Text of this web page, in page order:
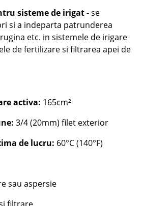
sisteme de irigat -se
si a indeparta patrunderea
etc. in sistemele de irigare
de fertilizare si filtrarea apei de
activa: 165cm²
3/4 (20mm) filet exterior
de lucru: 60°C (140°F)
sau aspersie